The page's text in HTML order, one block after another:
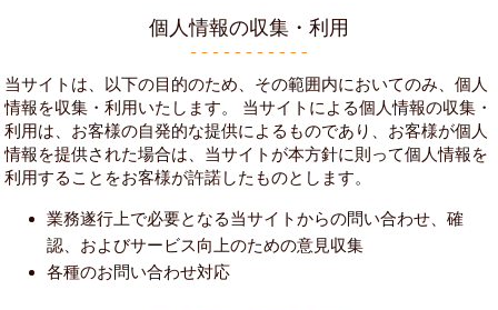
個人情報の収集・利用
当サイトは、以下の目的のため、その範囲内においてのみ、個人
情報を収集・利用いたします。 当サイトによる個人情報の収集・
利用は、お客様の自発的な提供によるものであり、お客様が個人
情報を提供された場合は、当サイトが本方針に則って個人情報を
利用することをお客様が許諾したものとします。
業務遂行上で必要となる当サイトからの問い合わせ、確
認、およびサービス向上のための意見収集
各種のお問い合わせ対応